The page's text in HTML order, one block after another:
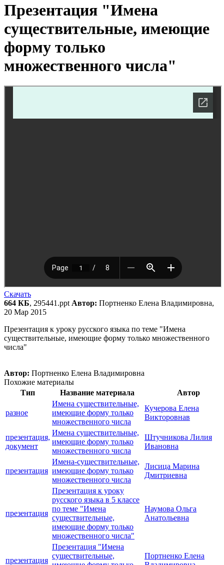
Презентация "Имена
существительные, имеющие
форму только
множественного числа"
Скачать
664 КБ, 295441.ppt Автор: Портненко Елена Владимировна,
20 Мар 2015
Презентация к уроку русского языка по теме "Имена
существительные, имеющие форму только множественного
числа"
Автор: Портненко Елена Владимировна
Похожие материалы
Тип
Название материала Автор
разное
Имена существительные,
имеющие форму только
множественного числа
Кучерова Елена
Викторовнав
презентация,
документ
Имена существительные,
имеющие форму только
множественного числа
Штучникова Лилия
Ивановна
презентация
Имена-существительные,
имеющие форму только
множественного числа
Лисица Марина
Дмитриевна
презентация
Презентация к уроку
русского языка в 5 классе
по теме "Имена
существительные,
имеющие форму только
множественного числа"
Наумова Ольга
Анатольевна
презентация
Презентация "Имена
существительные,
Портненко Елена